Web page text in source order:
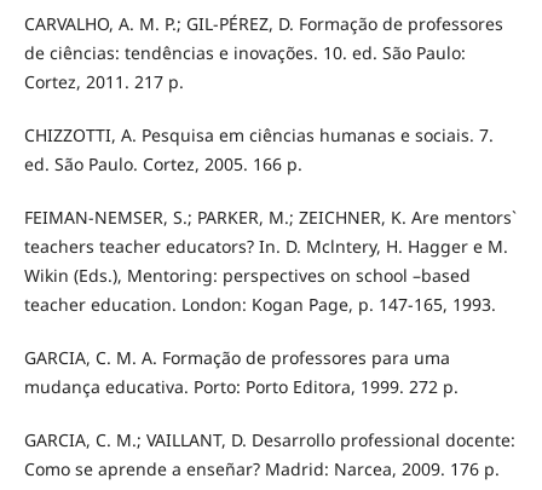
CARVALHO, A. M. P.; GIL-PÉREZ, D. Formação de professores
de ciências: tendências e inovações. 10. ed. São Paulo:
Cortez, 2011. 217 p.
CHIZZOTTI, A. Pesquisa em ciências humanas e sociais. 7.
ed. São Paulo. Cortez, 2005. 166 p.
FEIMAN-NEMSER, S.; PARKER, M.; ZEICHNER, K. Are mentors`
teachers teacher educators? In. D. Mclntery, H. Hagger e M.
Wikin (Eds.), Mentoring: perspectives on school –based
teacher education. London: Kogan Page, p. 147-165, 1993.
GARCIA, C. M. A. Formação de professores para uma
mudança educativa. Porto: Porto Editora, 1999. 272 p.
GARCIA, C. M.; VAILLANT, D. Desarrollo professional docente:
Como se aprende a enseñar? Madrid: Narcea, 2009. 176 p.